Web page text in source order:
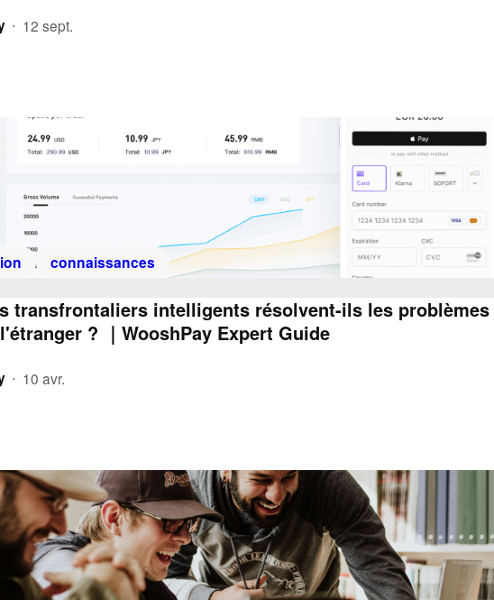
• 12 sept.
connaissances
transfrontaliers intelligents résolvent-ils les problèmes
? ｜WooshPay Expert Guide
• 10 avr.